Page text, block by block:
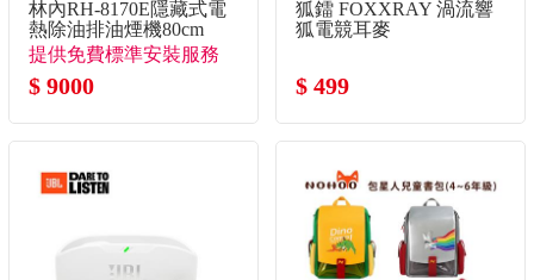
林內RH-8170E隱藏式電
熱除油排油煙機80cm
提供免費標準安裝服務
$ 9000
狐鐳 FOXXRAY 渦流響
狐電競耳麥
$ 499